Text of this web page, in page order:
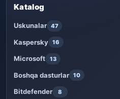
Katalog
Uskunalar 47
Kaspersky 16
Microsoft 13
Boshqa dasturlar 10
Bitdefender 8